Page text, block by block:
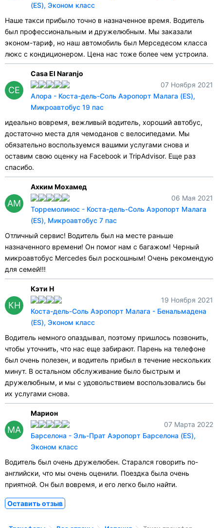
(ES), Эконом класс
Наше такси прибыло точно в назначенное время. Водитель
был профессиональным и дружелюбным. Мы заказали
эконом-тариф, но наш автомобиль был Мерседесом класса
люкс с кондиционером. Цена нас тоже более чем устроила.
CE
Casa El Naranjo
07 Ноября 2021
Алора - Коста-дель-Соль Аэропорт Малага (ES),
Микроавтобус 19 пас
идеально вовремя, вежливый водитель, хороший автобус,
достаточно места для чемоданов с велосипедами. Мы
обязательно воспользуемся вашими услугами снова и
оставим свою оценку на Facebook и TripAdvisor. Еще раз
спасибо.
АМ
Ахким Мохамед
06 Мая 2021
Торремолинос - Коста-дель-Соль Аэропорт Малага
(ES), Микроавтобус 7 пас
Отличный сервис! Водитель был на месте раньше
назначенного времени! Он помог нам с багажом! Черный
микроавтобус Mercedes был роскошным! Очень рекомендую
для семей!!!
КН
Кэти Н
19 Ноября 2021
Коста-дель-Соль Аэропорт Малага - Бенальмадена
(ES), Эконом класс
Водитель немного опаздывал, поэтому пришлось позвонить,
чтобы уточнить, что нас еще забирают. Парень на телефоне
был очень полезен, и водитель прибыл в течение нескольких
минут. В остальном обслуживание было быстрым и
дружелюбным, и мы с удовольствием воспользовались бы
их услугами снова.
МА
Марион
07 Марта 2022
Барселона - Эль-Прат Аэропорт Барселона (ES),
Эконом класс
Водитель был очень дружелюбен. Старался говорить по-
английски, что мы очень оценили. Поездка была очень
приятной. Он был вовремя, и его легко было найти.
Оставить отзыв